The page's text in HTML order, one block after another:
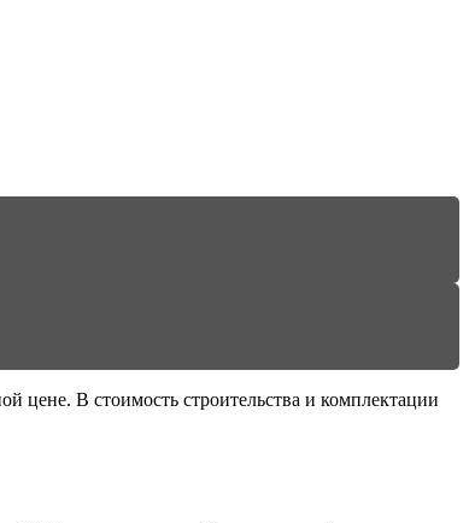
В стоимость строительства и комплектации